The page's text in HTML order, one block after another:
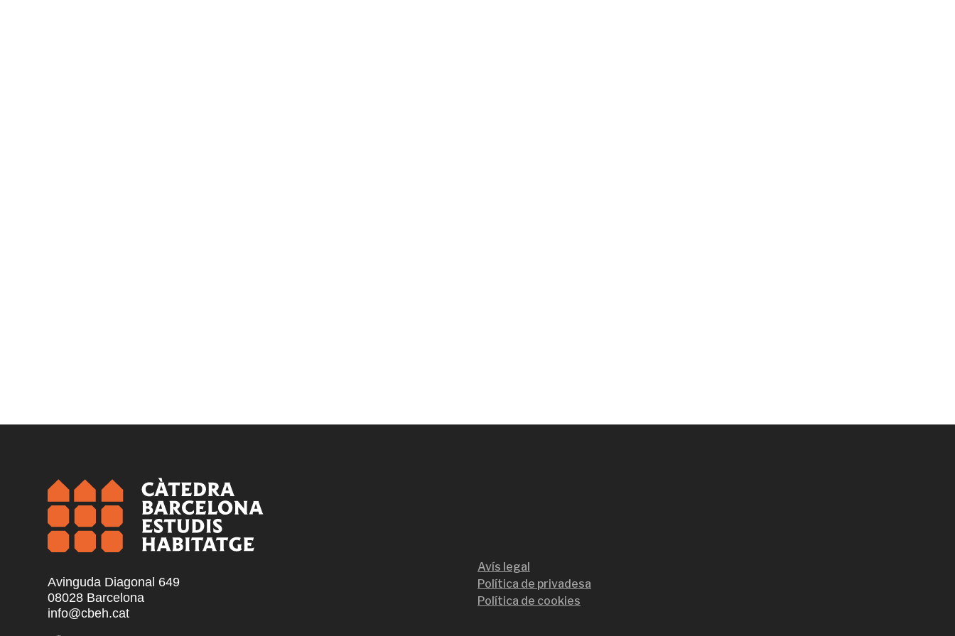
Avinguda Diagonal 649
08028 Barcelona
info@cbeh.cat
Avís legal
Política de privadesa
Política de cookies